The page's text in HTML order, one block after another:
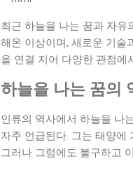
최근 하늘을 나는 꿈과 자유
해온 이상이며, 새로운 기술
을 연결 지어 다양한 관점에
하늘을 나는 꿈의
인류의 역사에서 하늘을 나
자주 언급된다. 그는 태양에
그러나 그럼에도 불구하고